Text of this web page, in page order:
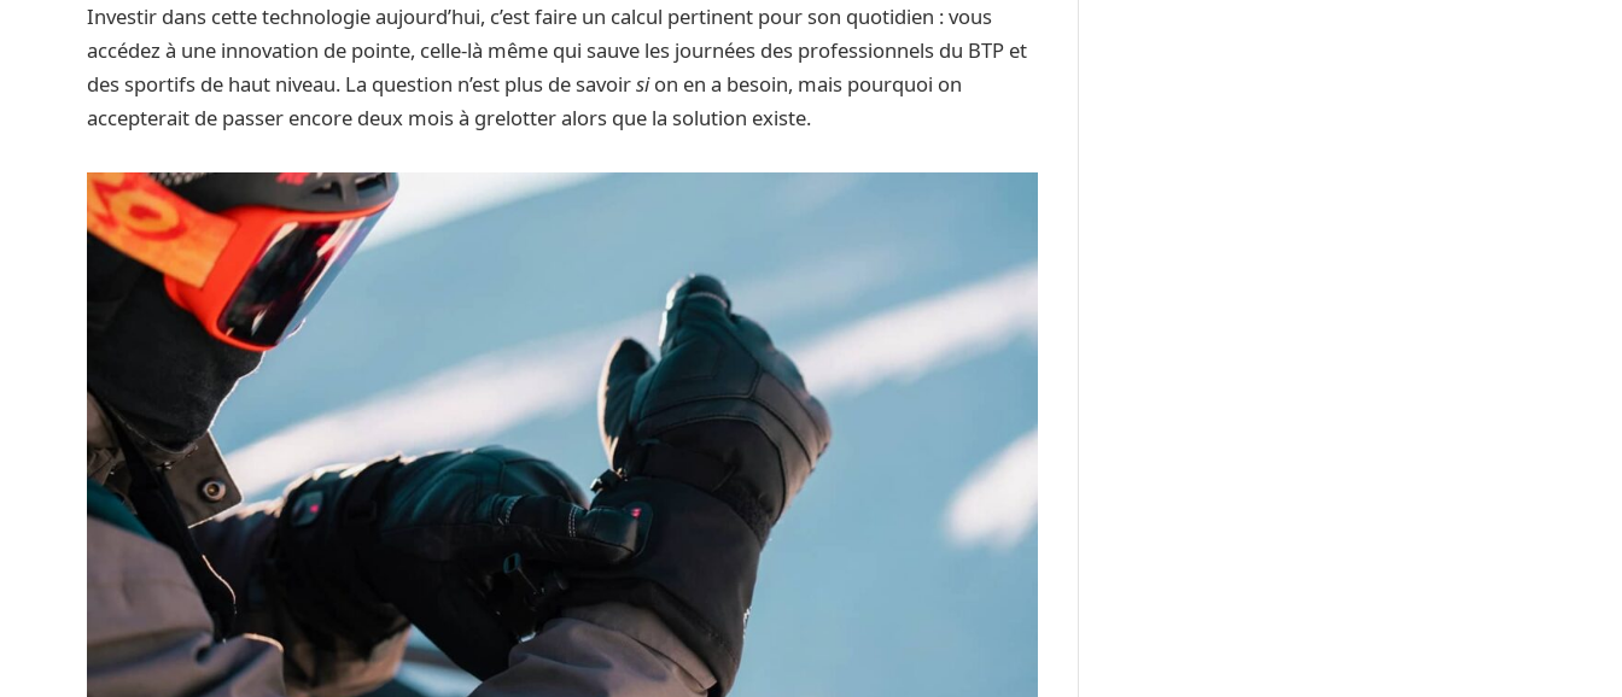
Investir dans cette technologie aujourd’hui, c’est faire un calcul pertinent pour son quotidien : vous
accédez à une innovation de pointe, celle-là même qui sauve les journées des professionnels du BTP et
des sportifs de haut niveau. La question n’est plus de savoirsion en a besoin, mais pourquoi on
accepterait de passer encore deux mois à grelotter alors que la solution existe.